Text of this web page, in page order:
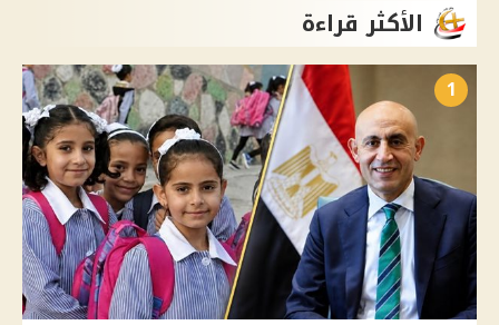
الأكثر قراءة
1